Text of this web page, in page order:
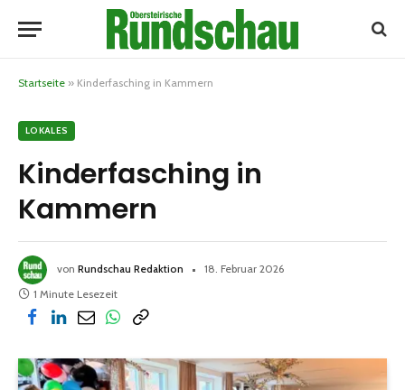
Startseite » Kinderfasching in Kammern
LOKALES
Kinderfasching in
Kammern
von Rundschau Redaktion
18. Februar 2026
1 Minute Lesezeit